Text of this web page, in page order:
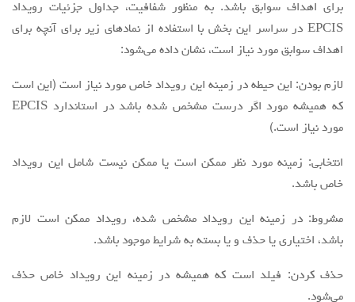
برای اهداف سوابق باشد. به منظور شفافیت، جداول جزئیات رویداد
EPCIS در سراسر این بخش با استفاده از نمادهای زیر برای آنچه برای
اهداف سوابق مورد نیاز است، نشان داده می‌شود:
لازم بودن: این حیطه در زمینه این رویداد خاص مورد نیاز است (این است
که همیشه مورد اگر درست مشخص شده باشد در استاندارد EPCIS
مورد نیاز است.)
انتخابی: زمینه مورد نظر ممکن است یا ممکن نیست شامل این رویداد
خاص باشد.
مشروط: در زمینه این رویداد مشخص شده، رویداد ممکن است لازم
باشد، اختیاری یا حذف و یا بسته به شرایط موجود باشد.
حذف کردن: فیلد است که همیشه در زمینه این رویداد خاص حذف
می‌شود.